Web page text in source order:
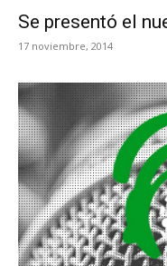
Se presentó el
17 noviembre, 2014